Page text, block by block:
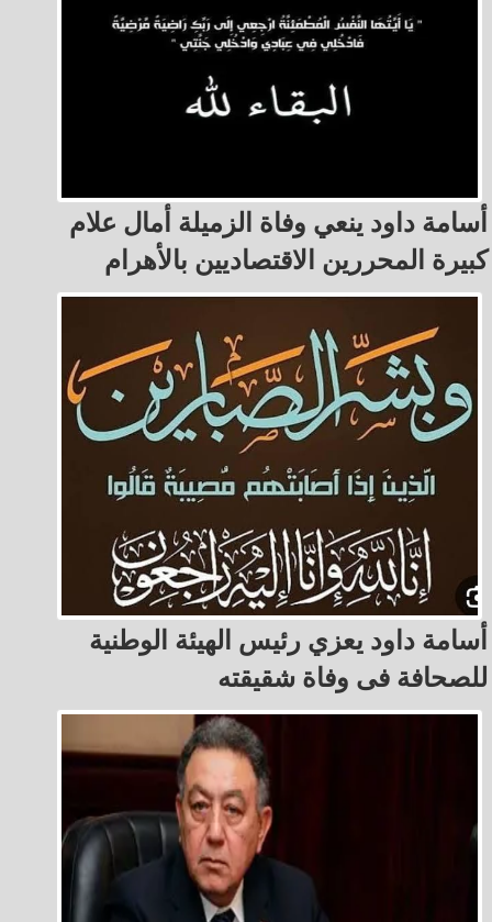
أسامة داود ينعي وفاة الزميلة أمال علام
كبيرة المحررين الاقتصاديين بالأهرام
أسامة داود يعزي رئيس الهيئة الوطنية
للصحافة فى وفاة شقيقته